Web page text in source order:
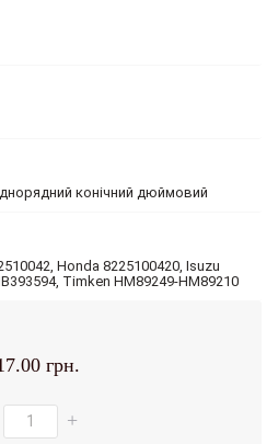
конічний дюймовий
Honda 8225100420, Isuzu
Timken HM89249-HM89210
грн.
+